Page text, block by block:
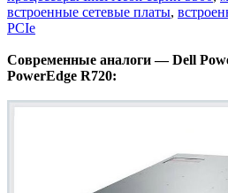
встроенные сетевые платы,
PCIe
Современные аналоги — Dell
PowerEdge R720: